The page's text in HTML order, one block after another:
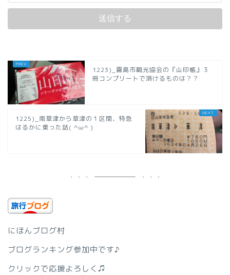
1223)_霧島市観光協会の『山印帳』３
冊コンプリートで頂けるものは？？
1225)_南草津から草津の１区間、特急
はるかに乗った話( ^ω^ )
にほんブログ村
ブログランキング参加中です♪
クリックで応援よろしく♫